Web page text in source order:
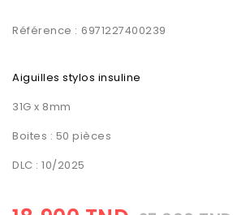
Référence : 6971227400239
Aiguilles stylos insuline
31G x 8mm
Boites : 50 pièces
DLC : 10/2025